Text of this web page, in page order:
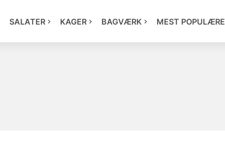
SALATER KAGER BAGVÆRK MEST POPULÆRE